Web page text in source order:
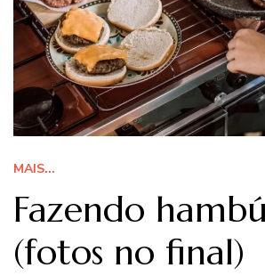
MAIS...
Fazendo
(fotos no final)